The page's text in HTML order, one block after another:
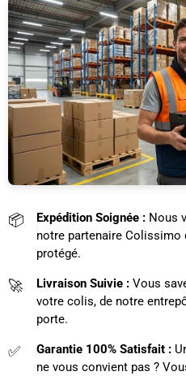
📦 Expédition Soignée : Nous
notre partenaire
protégé.
🚀 Livraison Suivie : Vous
votre colis, de notre
porte.
✅ Garantie 100% Satisfait :
ne vous convient pas ?